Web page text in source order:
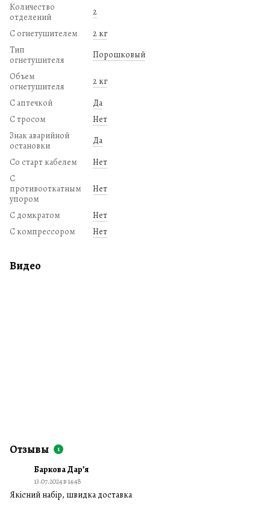
Количество
отделений
2
С огнетушителем
2 кг
Тип
огнетушителя
Порошковый
Объем
огнетушителя
2 кг
С аптечкой
Да
С тросом
Нет
Знак аварийной
остановки
Да
Со старт кабелем
Нет
С
противооткатным
упором
Нет
С домкратом
Нет
С компрессором
Нет
Видео
Отзывы 1
Баркова Дарʼя
13.07.2024 в 14:48
Якісний набір, швидка доставка